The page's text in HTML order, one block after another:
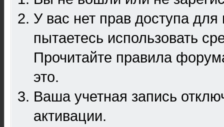
У вас нет прав доступа
пытаетесь использовать
Прочитайте правила
это.
Ваша учетная запись
активации.